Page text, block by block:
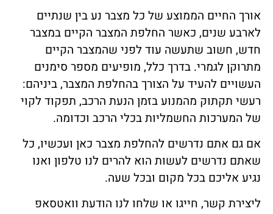
אורך החיים הממוצע של כל מצבר נע בין שנתיים
לארבע שנים, כאשר החלפת המצבר הקיים במצבר
חדש, חשוב שתעשה עוד לפני שהמצבר הקיים
מתרוקן לגמרי. בדרך כלל, מופיעים מספר סימנים
העשויים להעיד על הצורך בהחלפת המצבר, ביניהם:
רעשי תקתוק מהמנוע בזמן הנעת הרכב, תפקוד לקוי
של המערכות החשמליות בכלי הרכב וכדומה.
אם גם אתם נדרשים להחלפת מצבר כאן ועכשיו, כל
שאתם נדרשים לעשות הוא להרים לנו טלפון ואנו
נגיע אליכם בכל מקום ובכל שעה.
ליצירת קשר, חייגו או שלחו לנו הודעת וואטסאפ